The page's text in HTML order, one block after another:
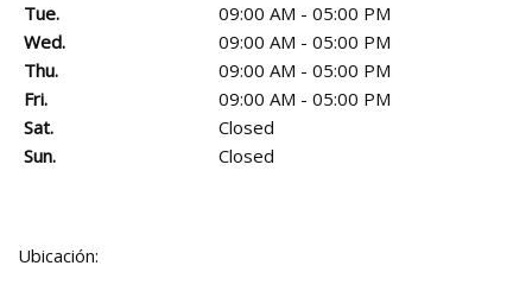
Tue.
09:00 AM - 05:00 PM
Wed.
09:00 AM - 05:00 PM
Thu.
09:00 AM - 05:00 PM
Fri.
09:00 AM - 05:00 PM
Sat.
Closed
Sun.
Closed
Ubicación: